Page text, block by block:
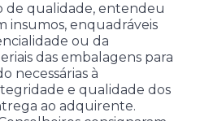
de qualidade, entendeu
insumos, enquadráveis
ou da
das embalagens para
necessárias à
e qualidade dos
ao adquirente.